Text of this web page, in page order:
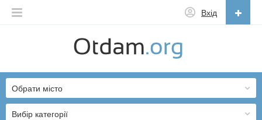
Вхід
English
Русский
Українська
Вибір категорії
Обрати місто